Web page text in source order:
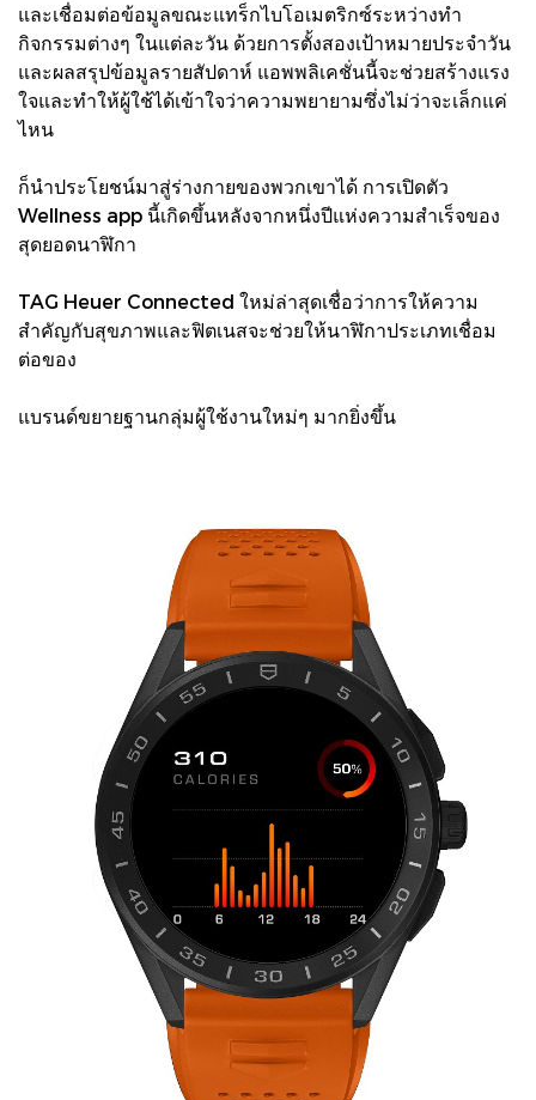
และเชื่อมต่อข้อมูลขณะแทร็กไบโอเมตริกซ์ระหว่างทำ
กิจกรรมต่างๆ ในแต่ละวัน ด้วยการตั้งสองเป้าหมายประจำวัน
และผลสรุปข้อมูลรายสัปดาห์ แอพพลิเคชั่นนี้จะช่วยสร้างแรง
ใจและทำให้ผู้ใช้ได้เข้าใจว่าความพยายามซึ่งไม่ว่าจะเล็กแค่
ไหน
ก็นำประโยชน์มาสู่ร่างกายของพวกเขาได้ การเปิดตัว
Wellness app นี้เกิดขึ้นหลังจากหนึ่งปีแห่งความสำเร็จของ
สุดยอดนาฬิกา
TAG Heuer Connected ใหม่ล่าสุดเชื่อว่าการให้ความ
สำคัญกับสุขภาพและฟิตเนสจะช่วยให้นาฬิกาประเภทเชื่อม
ต่อของ
แบรนด์ขยายฐานกลุ่มผู้ใช้งานใหม่ๆ มากยิ่งขึ้น